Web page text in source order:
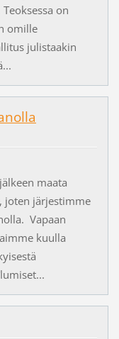
on
omille
julistaakin
maata
joten järjestimme
Vapaan
kuulla